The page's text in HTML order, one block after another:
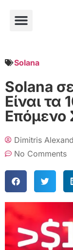
Solana
Solana
Είναι τα
Επόμενο
Dimitris
No Comments